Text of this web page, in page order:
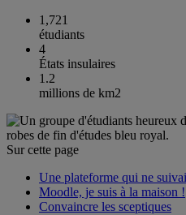
1,721
étudiants
4
États insulaires
1.2
millions de km2
Sur cette page
Une plateforme qui ne
Moodle, je suis à la maison !
Convaincre les sceptiques